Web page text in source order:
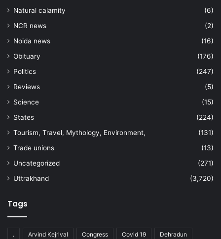
Natural calamity
(6)
NCR news
(2)
Noida news
(16)
Obituary
(176)
Politics
(247)
Reviews
(5)
Science
(15)
States
(224)
Tourism, Travel, Mythology, Environment,
(131)
Trade unions
(13)
Uncategorized
(271)
Uttrakhand
(3,720)
Tags
. Arvind Kejrival Congress Covid 19 Dehradun